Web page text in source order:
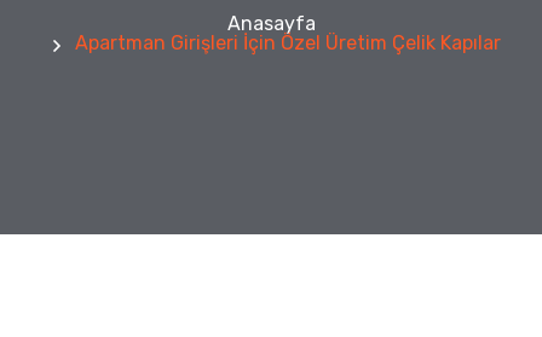
Anasayfa
Apartman Girişleri İçin Özel Üretim Çelik Kapılar